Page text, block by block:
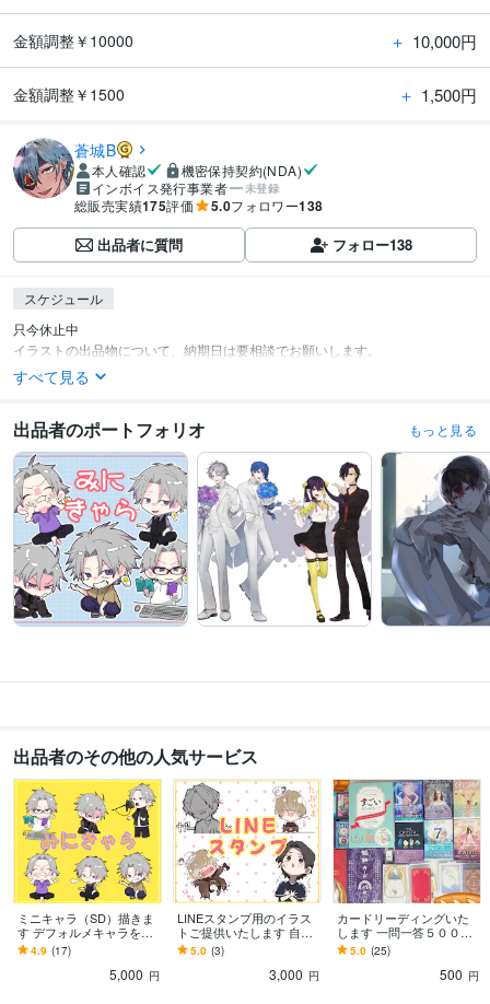
金額調整￥10000 ＋ 10,000円
金額調整￥1500 ＋ 1,500円
蒼城B
本人確認
機密保持契約(NDA)
インボイス発行事業者
未登録
総販売実績175評価 5.0フォロワー138
出品者に質問 フォロー138
スケジュール
只今休止中
イラストの出品物について、納期日は要相談でお願いします。
すべて見る
出品者のポートフォリオ もっと見る
出品者のその他の人気サービス
ミニキャラ（SD）描きま
す デフォルメキャラを
￥5,000で描きます
4.9 (17)
5,000 円
LINEスタンプ用のイラス
トご提供いたします 自分
のスタンプが欲しい方必
見！
5.0 (3)
3,000 円
カードリーディングいた
します 一問一答５００
円！しっかりしたご相談
は２０００円となりま
5.0 (25)
500 円